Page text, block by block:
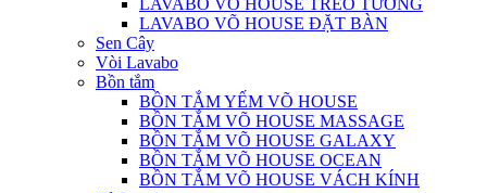
LAVABO VÕ HOUSE TREO TƯỜNG
LAVABO VÕ HOUSE ĐẶT BÀN
Sen Cây
Vòi Lavabo
Bồn tắm
BỒN TẮM YẾM VÕ HOUSE
BỒN TẮM VÕ HOUSE MASSAGE
BỒN TẮM VÕ HOUSE GALAXY
BỒN TẮM VÕ HOUSE OCEAN
BỒN TẮM VÕ HOUSE VÁCH KÍNH